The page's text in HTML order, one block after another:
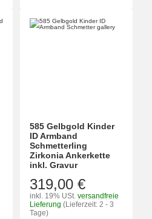
585 Gelbgold Kinder
ID Armband
Schmetterling
Zirkonia Ankerkette
inkl. Gravur
319,00 €
inkl. 19% USt. versandfreie
Lieferung (Lieferzeit: 2 - 3
Tage)